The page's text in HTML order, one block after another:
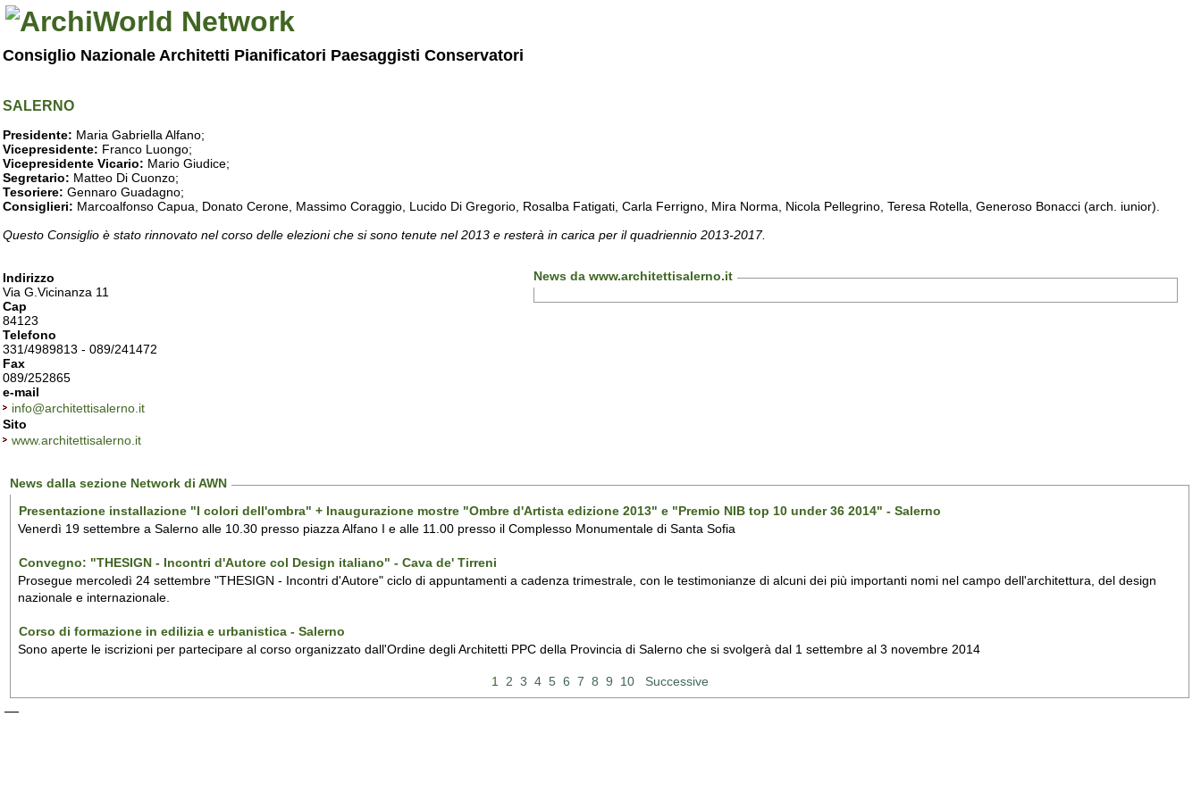
Consiglio Nazionale Architetti Pianificatori Paesaggisti Conservatori
SALERNO
Presidente: Maria Gabriella Alfano;
Vicepresidente: Franco Luongo;
Vicepresidente Vicario: Mario Giudice;
Segretario: Matteo Di Cuonzo;
Tesoriere: Gennaro Guadagno;
Consiglieri: Marcoalfonso Capua, Donato Cerone, Massimo Coraggio, Lucido Di Gregorio, Rosalba Fatigati, Carla Ferrigno, Mira Norma, Nicola Pellegrino, Teresa Rotella, Generoso Bonacci (arch. iunior).
Questo Consiglio è stato rinnovato nel corso delle elezioni che si sono tenute nel 2013 e resterà in carica per il quadriennio 2013-2017.
Indirizzo
Via G.Vicinanza 11
Cap
84123
Telefono
331/4989813 - 089/241472
Fax
089/252865
e-mail
info@architettisalerno.it
Sito
www.architettisalerno.it
News da www.architettisalerno.it
News dalla sezione Network di AWN
Presentazione installazione "I colori dell'ombra" + Inaugurazione mostre "Ombre d'Artista edizione 2013" e "Premio NIB top 10 under 36 2014" - Salerno
Venerdì 19 settembre a Salerno alle 10.30 presso piazza Alfano I e alle 11.00 presso il Complesso Monumentale di Santa Sofia
Convegno: "THESIGN - Incontri d'Autore col Design italiano" - Cava de' Tirreni
Prosegue mercoledì 24 settembre "THESIGN - Incontri d'Autore" ciclo di appuntamenti a cadenza trimestrale, con le testimonianze di alcuni dei più importanti nomi nel campo dell'architettura, del design
nazionale e internazionale.
Corso di formazione in edilizia e urbanistica - Salerno
Sono aperte le iscrizioni per partecipare al corso organizzato dall'Ordine degli Architetti PPC della Provincia di Salerno che si svolgerà dal 1 settembre al 3 novembre 2014
1 2 3 4 5 6 7 8 9 10 Successive